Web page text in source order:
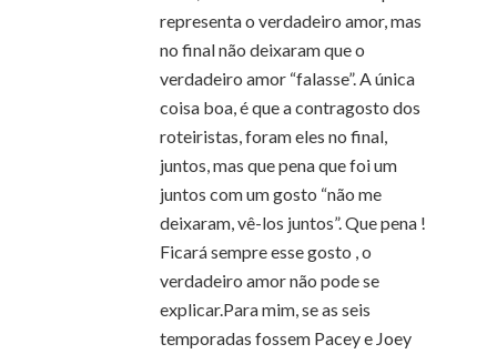
representa o verdadeiro amor, mas
no final não deixaram que o
verdadeiro amor “falasse”. A única
coisa boa, é que a contragosto dos
roteiristas, foram eles no final,
juntos, mas que pena que foi um
juntos com um gosto “não me
deixaram, vê-los juntos”. Que pena !
Ficará sempre esse gosto , o
verdadeiro amor não pode se
explicar.Para mim, se as seis
temporadas fossem Pacey e Joey